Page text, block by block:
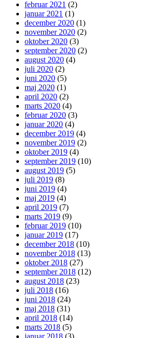
februar 2021 (2)
januar 2021 (1)
december 2020 (1)
november 2020 (2)
oktober 2020 (3)
september 2020 (2)
august 2020 (4)
juli 2020 (2)
juni 2020 (5)
maj 2020 (1)
april 2020 (2)
marts 2020 (4)
februar 2020 (3)
januar 2020 (4)
december 2019 (4)
november 2019 (2)
oktober 2019 (4)
september 2019 (10)
august 2019 (5)
juli 2019 (8)
juni 2019 (4)
maj 2019 (4)
april 2019 (7)
marts 2019 (9)
februar 2019 (10)
januar 2019 (17)
december 2018 (10)
november 2018 (13)
oktober 2018 (27)
september 2018 (12)
august 2018 (23)
juli 2018 (16)
juni 2018 (24)
maj 2018 (31)
april 2018 (14)
marts 2018 (5)